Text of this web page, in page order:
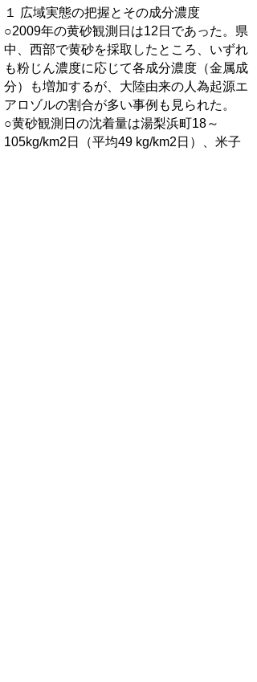
１ 広域実態の把握とその成分濃度
○2009年の黄砂観測日は12日であった。県
中、西部で黄砂を採取したところ、いずれ
も粉じん濃度に応じて各成分濃度（金属成
分）も増加するが、大陸由来の人為起源エ
アロゾルの割合が多い事例も見られた。
○黄砂観測日の沈着量は湯梨浜町18～
105kg/km2日（平均49 kg/km2日）、米子